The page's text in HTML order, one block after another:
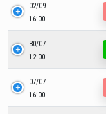
02/09
16:00
30/07
12:00
07/07
16:00